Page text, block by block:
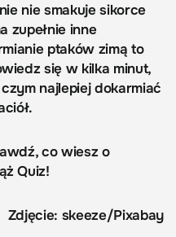
nie smakuje sikorce
zupełnie inne
ptaków zimą to
się w kilka minut,
najlepiej dokarmiać
co wiesz o
Quiz!
Zdjęcie: skeeze/Pixabay